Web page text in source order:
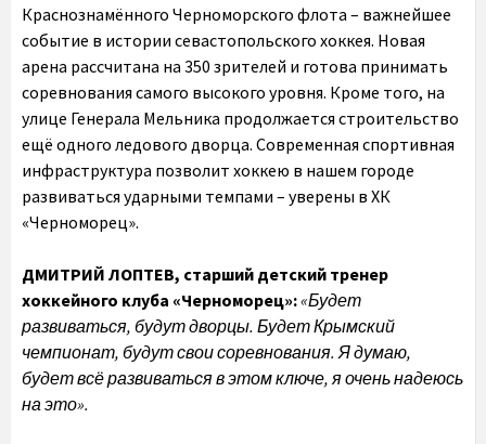
Краснознамённого Черноморского флота – важнейшее
событие в истории севастопольского хоккея. Новая
арена рассчитана на 350 зрителей и готова принимать
соревнования самого высокого уровня. Кроме того, на
улице Генерала Мельника продолжается строительство
ещё одного ледового дворца. Современная спортивная
инфраструктура позволит хоккею в нашем городе
развиваться ударными темпами – уверены в ХК
«Черноморец».
ДМИТРИЙ ЛОПТЕВ, старший детский тренер
хоккейного клуба «Черноморец»:«Будет
развиваться, будут дворцы. Будет Крымский
чемпионат, будут свои соревнования. Я думаю,
будет всё развиваться в этом ключе, я очень надеюсь
на это».